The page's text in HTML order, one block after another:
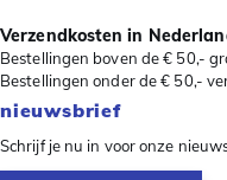
Verzendkosten in
Bestellingen boven de € 50,-
Bestellingen onder de € 50,-
nieuwsbrief
Schrijf je nu in voor onze